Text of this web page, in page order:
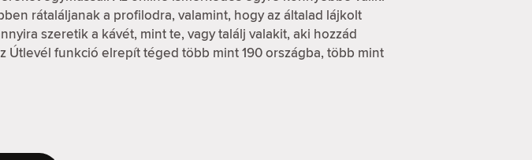
rátaláljanak a profilodra, valamint, hogy az általad lájkolt
szeretik a kávét, mint te, vagy találj valakit, aki hozzád
funkció elrepít téged több mint 190 országba, több mint